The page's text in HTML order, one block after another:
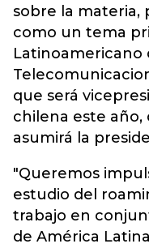
sobre la materia,
como un tema
Latinoamericano
que será
chilena este año,
asumirá la
"Queremos
estudio del
trabajo en
de América